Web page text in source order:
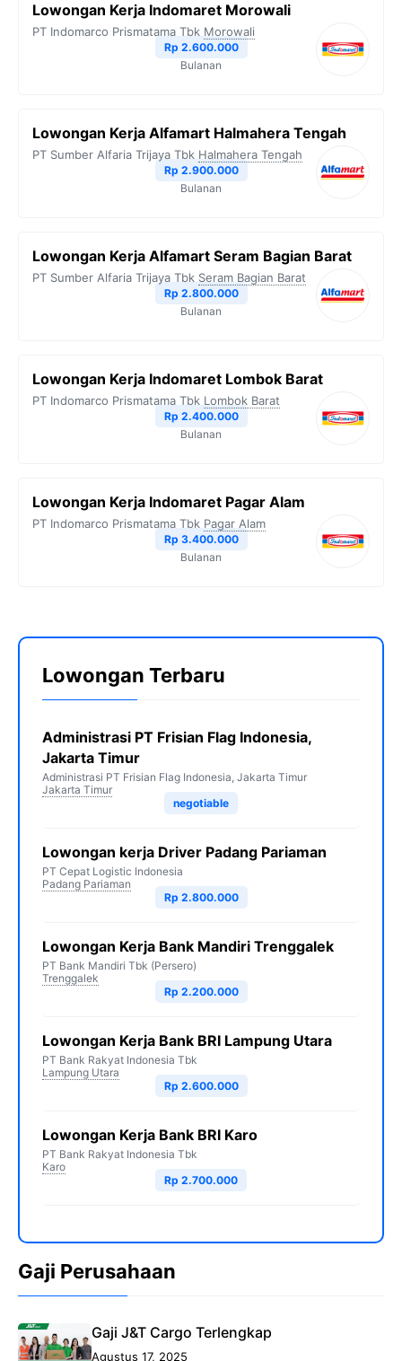
Lowongan Kerja Indomaret Morowali
PT Indomarco Prismatama Tbk Morowali
Rp 2.600.000
Bulanan
Lowongan Kerja Alfamart Halmahera Tengah
PT Sumber Alfaria Trijaya Tbk Halmahera Tengah
Rp 2.900.000
Bulanan
Lowongan Kerja Alfamart Seram Bagian Barat
PT Sumber Alfaria Trijaya Tbk Seram Bagian Barat
Rp 2.800.000
Bulanan
Lowongan Kerja Indomaret Lombok Barat
PT Indomarco Prismatama Tbk Lombok Barat
Rp 2.400.000
Bulanan
Lowongan Kerja Indomaret Pagar Alam
PT Indomarco Prismatama Tbk Pagar Alam
Rp 3.400.000
Bulanan
Lowongan Terbaru
Administrasi PT Frisian Flag Indonesia,
Jakarta Timur
Administrasi PT Frisian Flag Indonesia, Jakarta Timur
Jakarta Timur
negotiable
Lowongan kerja Driver Padang Pariaman
PT Cepat Logistic Indonesia
Padang Pariaman
Rp 2.800.000
Lowongan Kerja Bank Mandiri Trenggalek
PT Bank Mandiri Tbk (Persero)
Trenggalek
Rp 2.200.000
Lowongan Kerja Bank BRI Lampung Utara
PT Bank Rakyat Indonesia Tbk
Lampung Utara
Rp 2.600.000
Lowongan Kerja Bank BRI Karo
PT Bank Rakyat Indonesia Tbk
Karo
Rp 2.700.000
Gaji Perusahaan
Gaji J&T Cargo Terlengkap
Agustus 17, 2025